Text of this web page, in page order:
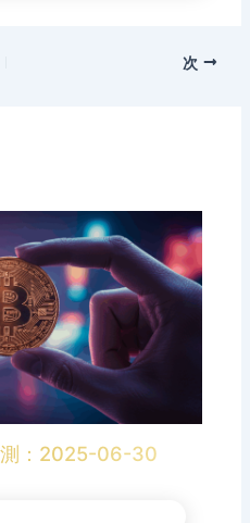
次
：2025-06-30